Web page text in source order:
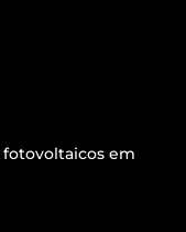
fotovoltaicos em